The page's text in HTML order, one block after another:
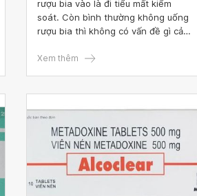
rượu bia vào là đi tiểu mất kiểm
soát. Còn bình thường không uống
rượu bia thì không có vấn đề gì cả.
loạn chức năng bài tiết của thận.
Xem thêm